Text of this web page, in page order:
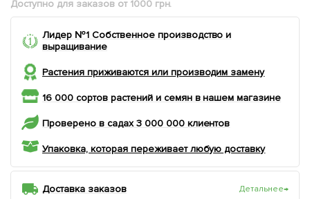
Доступно для заказов от 1000 грн.
Лидер №1 Собственное производство и
выращивание
Растения приживаются или производим замену
16 000 сортов растений и семян в нашем магазине
Проверено в садах 3 000 000 клиентов
Упаковка, которая переживает любую доставку
Доставка заказов Детальнее→